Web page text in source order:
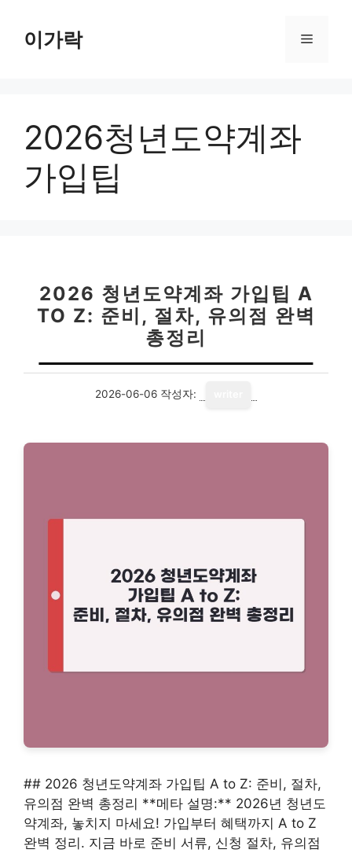
이가락 메
2026청년도약계좌
가입팁
2026 청년도약계좌 가입팁 A
TO Z: 준비, 절차, 유의점 완벽
총정리
2026-06-06 작성자:
## 2026 청년도약계좌 가입팁 A to Z: 준비, 절차,
유의점 완벽 총정리 **메타 설명:** 2026년 청년도
약계좌, 놓치지 마세요! 가입부터 혜택까지 A to Z
완벽 정리. 지금 바로 준비 서류, 신청 절차, 유의점